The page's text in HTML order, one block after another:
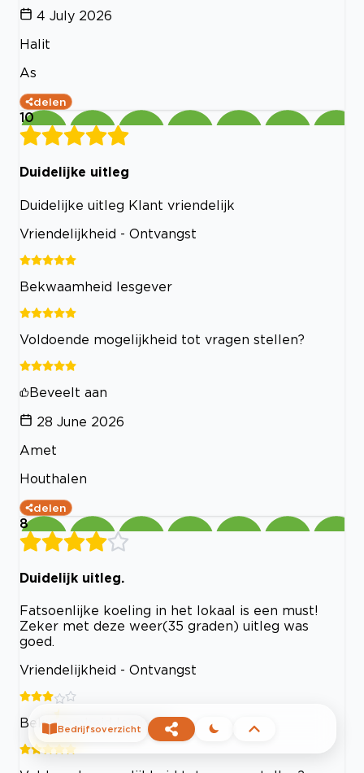
4 July 2026
Halit
As
delen
10
Duidelijke uitleg
Duidelijke uitleg Klant vriendelijk
Vriendelijkheid - Ontvangst
Bekwaamheid lesgever
Voldoende mogelijkheid tot vragen stellen?
Beveelt aan
28 June 2026
Amet
Houthalen
delen
8
Duidelijk uitleg.
Fatsoenlijke koeling in het lokaal is een must!
Zeker met deze weer(35 graden) uitleg was
goed.
Vriendelijkheid - Ontvangst
Bekwaamheid lesgever
Bedrijfsoverzicht